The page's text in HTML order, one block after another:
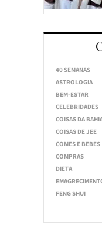
40 SEMANAS
ASTROLOGIA
BEM-ESTAR
CELEBRIDADES
COISAS DA
COISAS DE JEE
COMES E BEBES
COMPRAS
DIETA
FENG SHUI